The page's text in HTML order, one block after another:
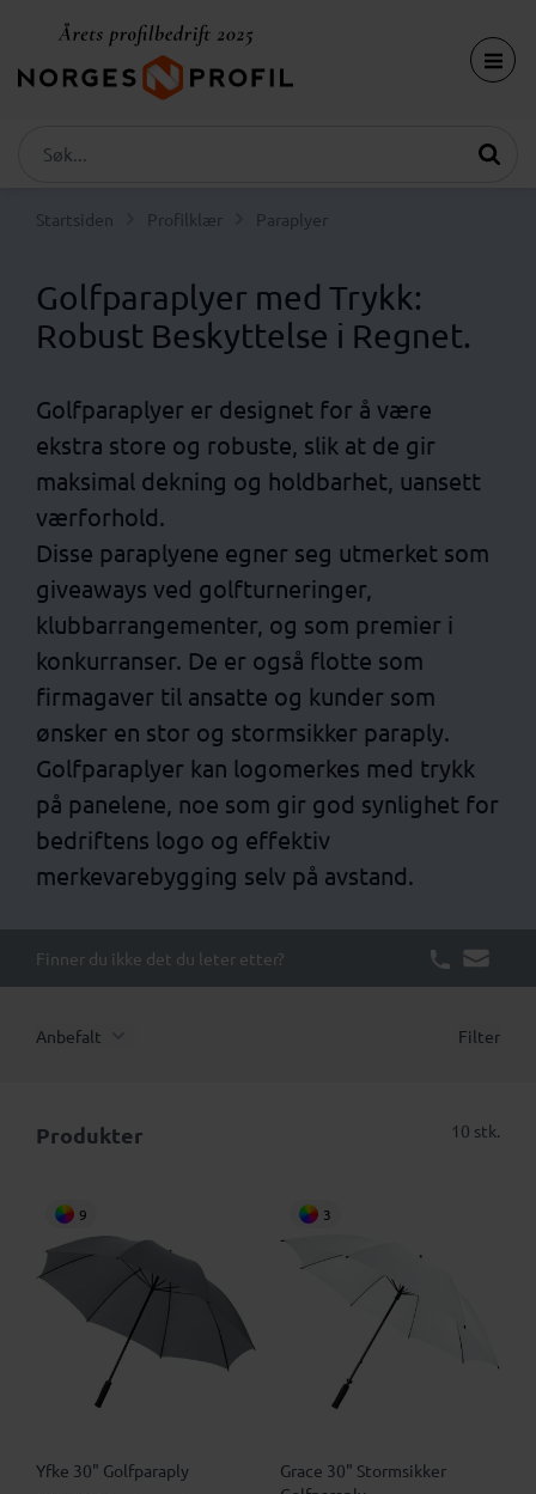
Startsiden Profilklær Paraplyer
Golfparaplyer med Trykk:
Robust Beskyttelse i Regnet.
Golfparaplyer er designet for å være
ekstra store og robuste, slik at de gir
maksimal dekning og holdbarhet, uansett
værforhold.
Disse paraplyene egner seg utmerket som
giveaways ved golfturneringer,
klubbarrangementer, og som premier i
konkurranser. De er også flotte som
firmagaver til ansatte og kunder som
ønsker en stor og stormsikker paraply.
Golfparaplyer kan logomerkes med trykk
på panelene, noe som gir god synlighet for
bedriftens logo og effektiv
merkevarebygging selv på avstand.
Finner du ikke det du leter etter?
Anbefalt Filter
Produkter 10 stk.
9
Yfke 30" Golfparaply
3
Grace 30" Stormsikker